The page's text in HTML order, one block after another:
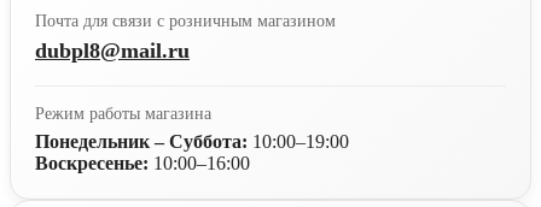
Почта для связи с розничным магазином
dubpl8@mail.ru
Режим работы магазина
Понедельник – Суббота: 10:00–19:00
Воскресенье: 10:00–16:00